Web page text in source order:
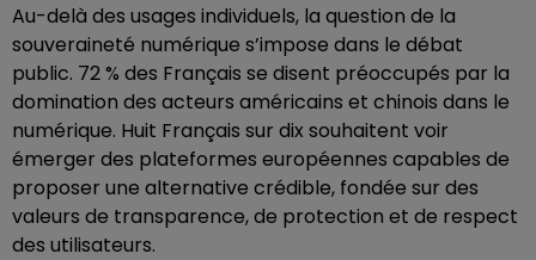
Au-delà des usages individuels, la question de la
souveraineté numérique s’impose dans le débat
public. 72 % des Français se disent préoccupés par la
domination des acteurs américains et chinois dans le
numérique. Huit Français sur dix souhaitent voir
émerger des plateformes européennes capables de
proposer une alternative crédible, fondée sur des
valeurs de transparence, de protection et de respect
des utilisateurs.